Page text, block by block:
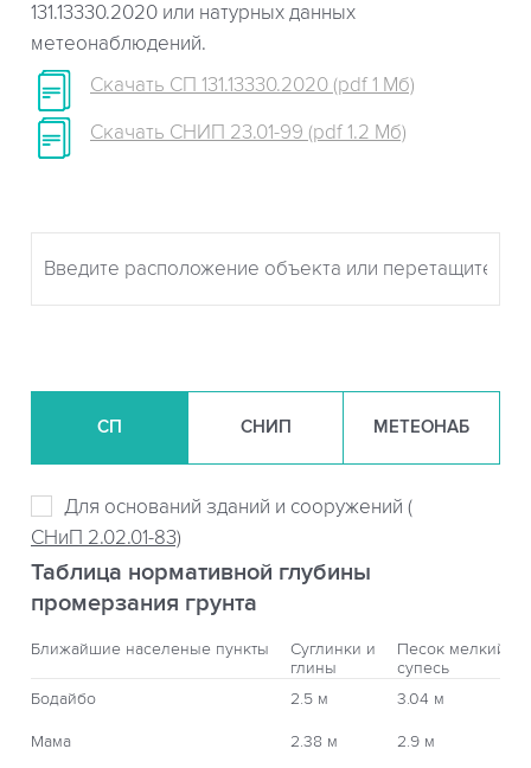
131.13330.2020 или натурных данных
метеонаблюдений.
Скачать СП 131.13330.2020 (pdf 1 Мб)
Скачать СНИП 23.01-99 (pdf 1.2 Мб)
СП СНИП МЕТЕОНАБ
Для оснований зданий и сооружений (
СНиП 2.02.01-83)
Таблица нормативной глубины
промерзания грунта
Ближайшие населеные пункты
Суглинки и
глины
Песок мелкий,
супесь
Бодайбо
2.5 м 3.04 м
Мама 2.38 м 2.9 м